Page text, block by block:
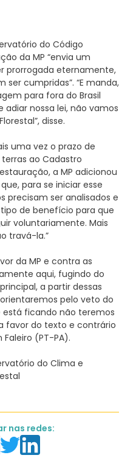
do Código
da MP “envia um
prorrogada eternamente,
cumpridas”. “E manda,
para fora do Brasil
adiar nossa lei, não vamos
disse.
uma vez o prazo de
ao Cadastro
a MP adicionou
para se iniciar esse
precisam ser analisados e
de benefício para que
voluntariamente. Mais
travá-la.”
da MP e contra as
aqui, fugindo do
a partir dessas
pelo veto do
está ficando não teremos
favor do texto e contrário
(PT-PA).
do Clima e
nas redes: